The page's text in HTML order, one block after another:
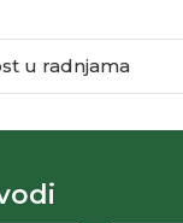
u radnjama